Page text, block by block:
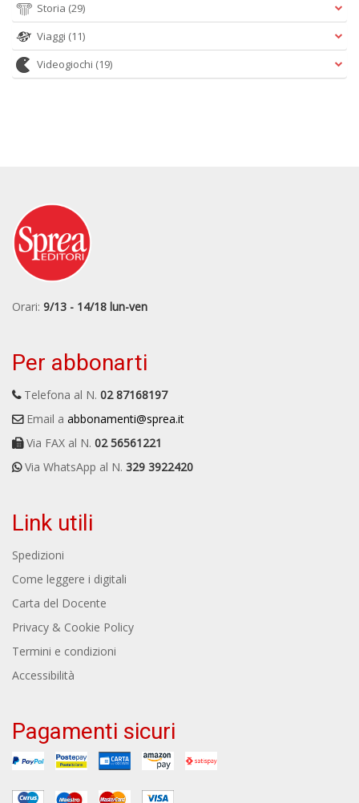
Storia (29)
Viaggi (11)
Videogiochi (19)
Orari: 9/13 - 14/18 lun-ven
Per abbonarti
Telefona al N. 02 87168197
Email a abbonamenti@sprea.it
Via FAX al N. 02 56561221
Via WhatsApp al N. 329 3922420
Link utili
Spedizioni
Come leggere i digitali
Carta del Docente
Privacy & Cookie Policy
Termini e condizioni
Accessibilità
Pagamenti sicuri